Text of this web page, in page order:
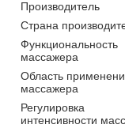
Производитель
Страна
Функциональность
массажера
Область
массажера
Регулировка
интенсивности